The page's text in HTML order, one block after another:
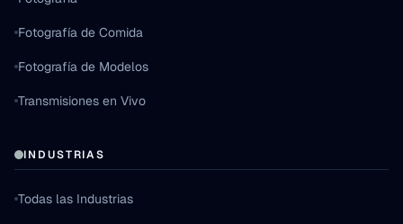
Fotografía de Comida
Fotografía de Modelos
Transmisiones en Vivo
INDUSTRIAS
Todas las Industrias